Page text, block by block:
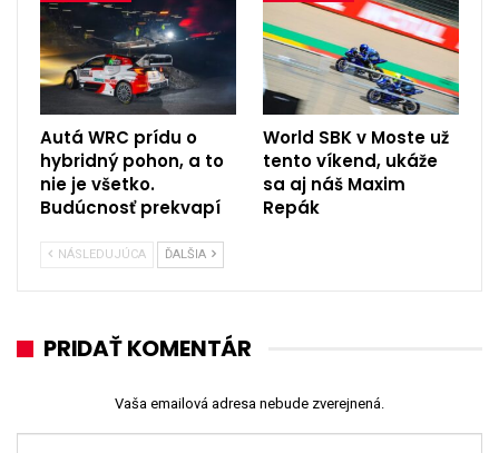
Autá WRC prídu o
hybridný pohon, a to
nie je všetko.
Budúcnosť prekvapí
World SBK v Moste už
tento víkend, ukáže
sa aj náš Maxim
Repák
NÁSLEDUJÚCA ĎALŠIA
PRIDAŤ KOMENTÁR
Vaša emailová adresa nebude zverejnená.